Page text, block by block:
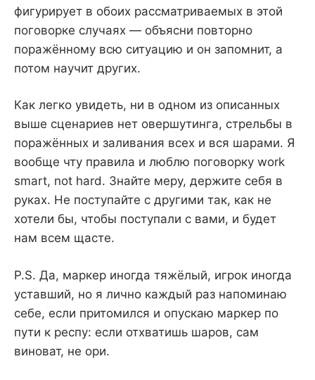
фигурирует в обоих рассматриваемых в этой
поговорке случаях — объясни повторно
поражённому всю ситуацию и он запомнит, а
потом научит других.
Как легко увидеть, ни в одном из описанных
выше сценариев нет овершутинга, стрельбы в
поражённых и заливания всех и вся шарами. Я
вообще чту правила и люблю поговорку work
smart, not hard. Знайте меру, держите себя в
руках. Не поступайте с другими так, как не
хотели бы, чтобы поступали с вами, и будет
нам всем щасте.
P.S. Да, маркер иногда тяжёлый, игрок иногда
уставший, но я лично каждый раз напоминаю
себе, если притомился и опускаю маркер по
пути к респу: если отхватишь шаров, сам
виноват, не ори.